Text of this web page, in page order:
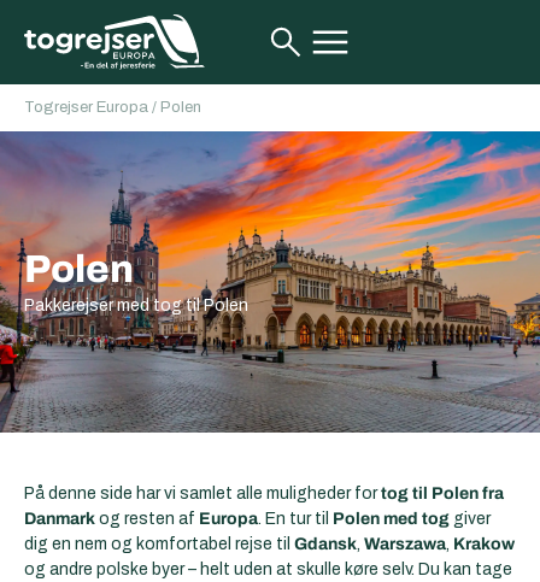
Togrejser Europa / Polen
Polen
Pakkerejser med tog til Polen
På denne side har vi samlet alle muligheder fortog til Polen fra
Danmark og resten af Europa. En tur til Polen med tog giver
dig en nem og komfortabel rejse til Gdansk, Warszawa, Krakow
og andre polske byer – helt uden at skulle køre selv. Du kan tage